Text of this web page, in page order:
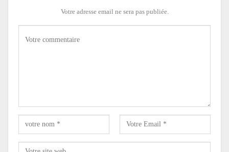
Votre adresse email ne sera pas publiée.